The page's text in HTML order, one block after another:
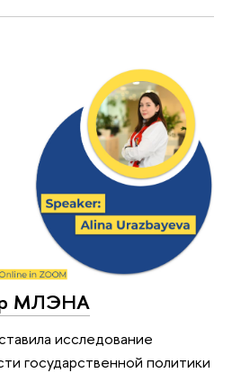
МЛЭНА
исследование
государственной политики